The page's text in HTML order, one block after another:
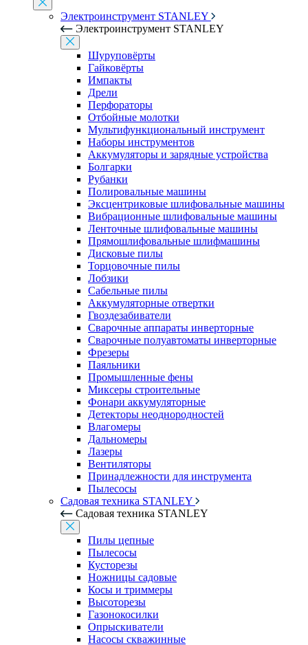
Электроинструмент STANLEY
Электроинструмент STANLEY
Шуруповёрты
Гайковёрты
Импакты
Дрели
Перфораторы
Отбойные молотки
Мультифункциональный инструмент
Наборы инструментов
Аккумуляторы и зарядные устройства
Болгарки
Рубанки
Полировальные машины
Эксцентриковые шлифовальные машины
Вибрационные шлифовальные машины
Ленточные шлифовальные машины
Прямошлифовальные шлифмашины
Дисковые пилы
Торцовочные пилы
Лобзики
Сабельные пилы
Аккумуляторные отвертки
Гвоздезабиватели
Сварочные аппараты инверторные
Сварочные полуавтоматы инверторные
Фрезеры
Паяльники
Промышленные фены
Миксеры строительные
Фонари аккумуляторные
Детекторы неоднородностей
Влагомеры
Дальномеры
Лазеры
Вентиляторы
Принадлежности для инструмента
Пылесосы
Садовая техника STANLEY
Садовая техника STANLEY
Пилы цепные
Пылесосы
Кусторезы
Ножницы садовые
Косы и триммеры
Высоторезы
Газонокосилки
Опрыскиватели
Насосы скважинные